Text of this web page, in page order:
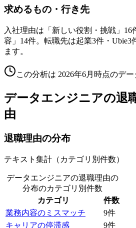
求めるもの・行き先
入社理由は「新しい役割・挑戦」16
容」14件。転職先は起業3件・Ubie3
ます。
この分析は 2026年6月 時点のデ
データエンジニアの退
由
退職理由の分布
テキスト集計（カテゴリ別件数）
データエンジニアの退職理由の
分布のカテゴリ別件数
カテゴリ
件数
業務内容のミスマッチ
9件
キャリアの停滞感
9件